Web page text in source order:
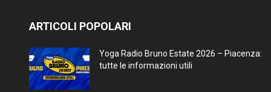
ARTICOLI POPOLARI
Yoga Radio Bruno Estate 2026 – Piacenza:
tutte le informazioni utili